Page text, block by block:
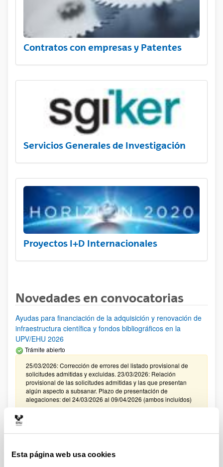
Esta página web usa cookies
Contratos con empresas y Patentes
Servicios Generales de Investigación
Proyectos I+D Internacionales
Novedades en convocatorias
Ayudas para financiación de la adquisición y renovación de
infraestructura científica y fondos bibliográficos en la
UPV/EHU 2026
Trámite abierto
25/03/2026: Corrección de errores del listado provisional de
solicitudes admitidas y excluidas. 23/03/2026: Relación
provisional de las solicitudes admitidas y las que presentan
algún aspecto a subsanar. Plazo de presentación de
alegaciones: del 24/03/2026 al 09/04/2026 (ambos incluídos)
Convocatoria de ayudas para el fomento de la cultura
científica, tecnológica y de la innovación (FECYT) 2026
Plazo interno para envío documentación: propuestas